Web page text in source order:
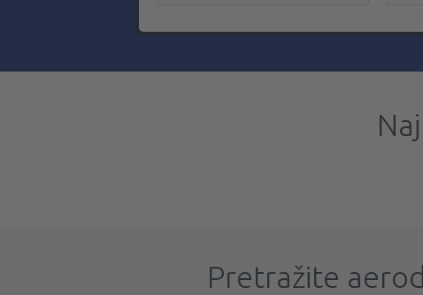
Pretražite